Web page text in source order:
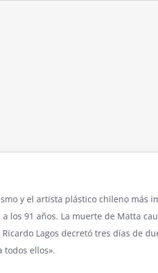
y el artista plástico chileno más
los 91 años. La muerte de Matta
Lagos decretó tres días de
todos ellos».